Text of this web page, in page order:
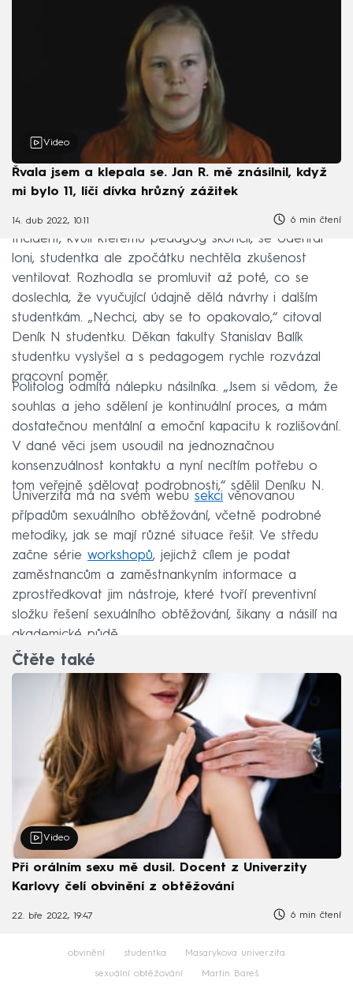
Video
Řvala jsem a klepala se. Jan R. mě znásilnil, když
mi bylo 11, líčí dívka hrůzný zážitek
14. dub 2022, 10:11 6 min čtení
Incident, kvůli kterému pedagog skončil, se odehrál
loni, studentka ale zpočátku nechtěla zkušenost
ventilovat. Rozhodla se promluvit až poté, co se
doslechla, že vyučující údajně dělá návrhy i dalším
studentkám. „Nechci, aby se to opakovalo,“ citoval
Deník N studentku. Děkan fakulty Stanislav Balík
studentku vyslyšel a s pedagogem rychle rozvázal
pracovní poměr.
Politolog odmítá nálepku násilníka. „Jsem si vědom, že
souhlas a jeho sdělení je kontinuální proces, a mám
dostatečnou mentální a emoční kapacitu k rozlišování.
V dané věci jsem usoudil na jednoznačnou
konsenzuálnost kontaktu a nyní necítím potřebu o
tom veřejně sdělovat podrobnosti,“ sdělil Deníku N.
Univerzita má na svém webu sekci věnovanou
případům sexuálního obtěžování, včetně podrobné
metodiky, jak se mají různé situace řešit. Ve středu
začne série workshopů, jejichž cílem je podat
zaměstnancům a zaměstnankyním informace a
zprostředkovat jim nástroje, které tvoří preventivní
složku řešení sexuálního obtěžování, šikany a násilí na
akademické půdě.
Čtěte také
Video
Při orálním sexu mě dusil. Docent z Univerzity
Karlovy čelí obvinění z obtěžování
22. bře 2022, 19:47 6 min čtení
obvinění studentka Masarykova univerzita
sexuální obtěžování Martin Bareš